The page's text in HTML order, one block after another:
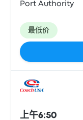
Port Authority
最低价
上午6:50